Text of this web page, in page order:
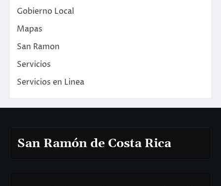
Gobierno Local
Mapas
San Ramon
Servicios
Servicios en Linea
San Ramón de Costa Rica